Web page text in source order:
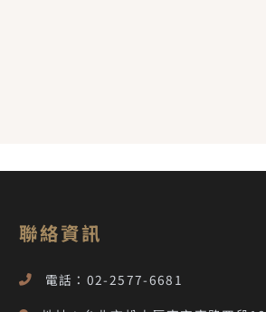
聯絡資訊
電話：02-2577-6681